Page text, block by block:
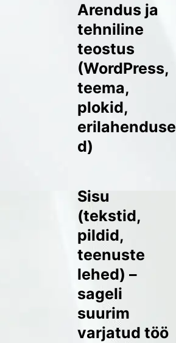
Arendus ja
tehniline
teostus
(WordPress,
teema,
plokid,
erilahenduse
d)
Sisu
(tekstid,
pildid,
teenuste
lehed) –
sageli
suurim
varjatud töö